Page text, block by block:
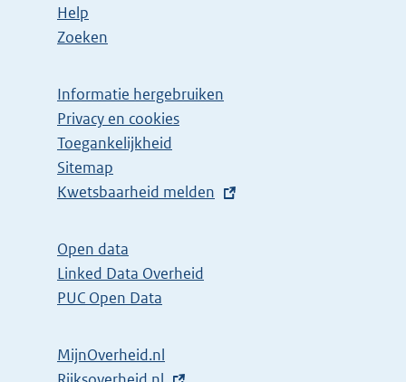
Help
Zoeken
Informatie hergebruiken
Privacy en cookies
Toegankelijkheid
Sitemap
E
t
e
r
l
Kwetsbaarheid melden
Open data
Linked Data Overheid
PUC Open Data
MijnOverheid.nl